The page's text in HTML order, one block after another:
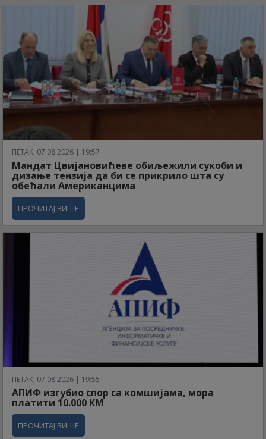
ПЕТАК, 07.08.2026 | 19:57
Мандат Цвијановићеве обиљежили сукоби и
дизање тензија да би се прикрило шта су
обећали Американцима
ПРОЧИТАЈ ВИШЕ
ПЕТАК, 07.08.2026 | 19:55
АПИФ изгубио спор са комшијама, мора
платити 10.000 КМ
ПРОЧИТАЈ ВИШЕ